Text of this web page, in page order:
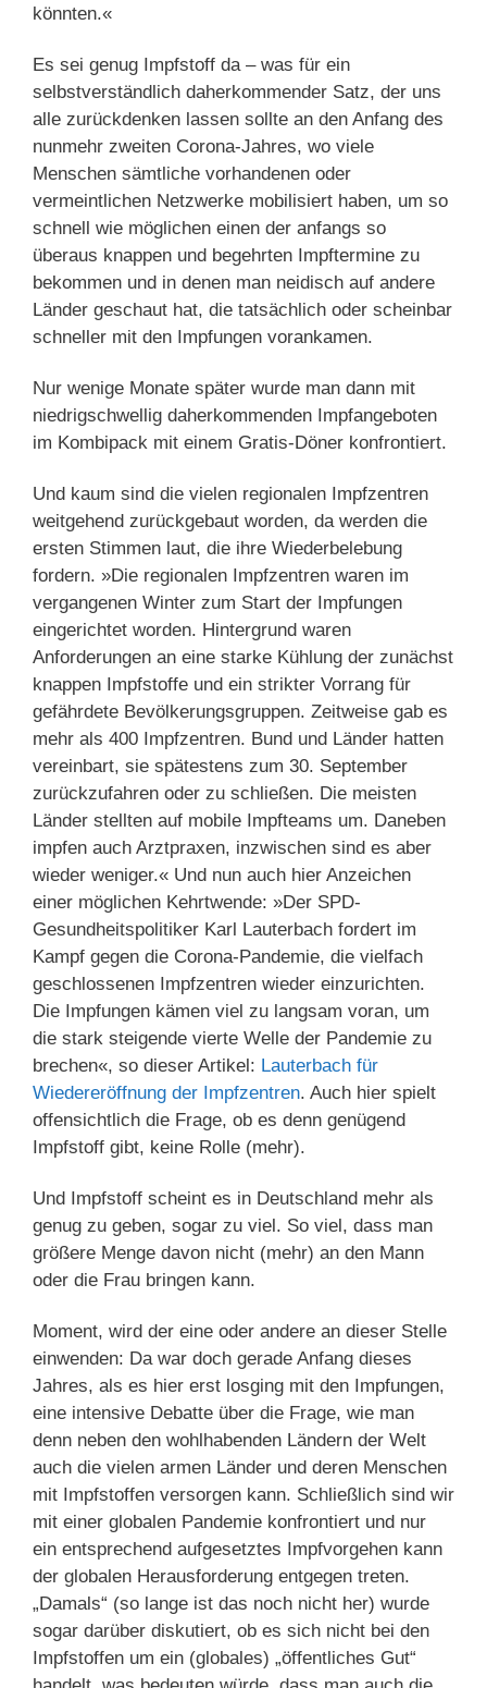
könnten.«
Es sei genug Impfstoff da – was für ein
selbstverständlich daherkommender Satz, der uns
alle zurückdenken lassen sollte an den Anfang des
nunmehr zweiten Corona-Jahres, wo viele
Menschen sämtliche vorhandenen oder
vermeintlichen Netzwerke mobilisiert haben, um so
schnell wie möglichen einen der anfangs so
überaus knappen und begehrten Impftermine zu
bekommen und in denen man neidisch auf andere
Länder geschaut hat, die tatsächlich oder scheinbar
schneller mit den Impfungen vorankamen.
Nur wenige Monate später wurde man dann mit
niedrigschwellig daherkommenden Impfangeboten
im Kombipack mit einem Gratis-Döner konfrontiert.
Und kaum sind die vielen regionalen Impfzentren
weitgehend zurückgebaut worden, da werden die
ersten Stimmen laut, die ihre Wiederbelebung
fordern. »Die regionalen Impfzentren waren im
vergangenen Winter zum Start der Impfungen
eingerichtet worden. Hintergrund waren
Anforderungen an eine starke Kühlung der zunächst
knappen Impfstoffe und ein strikter Vorrang für
gefährdete Bevölkerungsgruppen. Zeitweise gab es
mehr als 400 Impfzentren. Bund und Länder hatten
vereinbart, sie spätestens zum 30. September
zurückzufahren oder zu schließen. Die meisten
Länder stellten auf mobile Impfteams um. Daneben
impfen auch Arztpraxen, inzwischen sind es aber
wieder weniger.« Und nun auch hier Anzeichen
einer möglichen Kehrtwende: »Der SPD-
Gesundheitspolitiker Karl Lauterbach fordert im
Kampf gegen die Corona-Pandemie, die vielfach
geschlossenen Impfzentren wieder einzurichten.
Die Impfungen kämen viel zu langsam voran, um
die stark steigende vierte Welle der Pandemie zu
brechen«, so dieser Artikel: Lauterbach für
Wiedereröffnung der Impfzentren. Auch hier spielt
offensichtlich die Frage, ob es denn genügend
Impfstoff gibt, keine Rolle (mehr).
Und Impfstoff scheint es in Deutschland mehr als
genug zu geben, sogar zu viel. So viel, dass man
größere Menge davon nicht (mehr) an den Mann
oder die Frau bringen kann.
Moment, wird der eine oder andere an dieser Stelle
einwenden: Da war doch gerade Anfang dieses
Jahres, als es hier erst losging mit den Impfungen,
eine intensive Debatte über die Frage, wie man
denn neben den wohlhabenden Ländern der Welt
auch die vielen armen Länder und deren Menschen
mit Impfstoffen versorgen kann. Schließlich sind wir
mit einer globalen Pandemie konfrontiert und nur
ein entsprechend aufgesetztes Impfvorgehen kann
der globalen Herausforderung entgegen treten.
„Damals“ (so lange ist das noch nicht her) wurde
sogar darüber diskutiert, ob es sich nicht bei den
Impfstoffen um ein (globales) „öffentliches Gut“